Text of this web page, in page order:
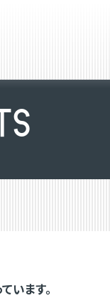
S
います。